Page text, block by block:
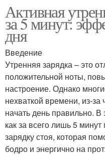
Активная
за 5 минут:
дня
Введение
Утренняя зарядка – это
положительной ноты,
настроение. Однако
нехваткой времени, из-за
начать день правильно.
как за всего лишь 5
зарядку стоя, которая
бодро и энергично на